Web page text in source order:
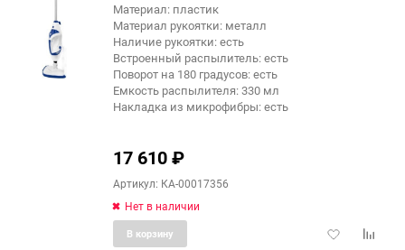
еще 13 фото
Материал: пластик
Материал рукоятки: металл
Наличие рукоятки: есть
Встроенный распылитель: есть
Поворот на 180 градусов: есть
Емкость распылителя: 330 мл
Накладка из микрофибры: есть
17 610₽
Артикул: КА-00017356
Нет в наличии
Добавить
В корзину